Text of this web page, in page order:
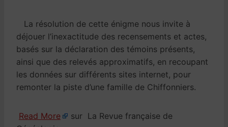
La résolution de cette énigme nous invite à
déjouer l’inexactitude des recensements et actes,
basés sur la déclaration des témoins présents,
ainsi que des relevés approximatifs, en recoupant
les données sur différents sites internet, pour
remonter la piste d’une famille de Chiffonniers.
Read More
sur La Revue française de